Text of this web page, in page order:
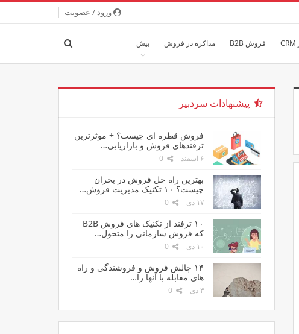
ورود / عضویت
فروش B2B مذاکره در فروش بیش
پیشنهادات سردبیر
فروش قطره ای چیست؟ + موثرترین
ترفندهای فروش و بازاریابی…
۶ اسفند
بهترین راه حل فروش در بحران
چیست؟ ۱۰ تکنیک مدیریت فروش…
۱۷ دی
۱۰ ترفند از تکنیک های فروش B2B
که فروش سازمانی را متحول…
۱۰ دی
۱۴ چالش فروش و فروشندگی و راه
های مقابله با آنها را…
۳ دی